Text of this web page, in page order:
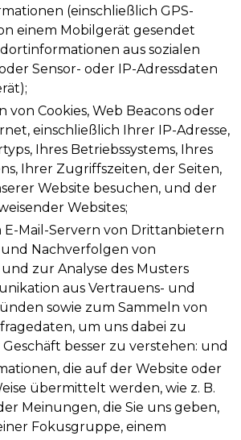
(einschließlich GPS-
einem Mobilgerät gesendet
aus sozialen
Sensor- oder IP-Adressdaten
von Cookies, Web Beacons oder
einschließlich Ihrer IP-Adresse,
Ihres Betriebssystems, Ihres
Ihrer Zugriffszeiten, der Seiten,
Website besuchen, und der
Websites;
Mail-Servern von Drittanbietern
Nachverfolgen von
zur Analyse des Musters
aus Vertrauens- und
sowie zum Sammeln von
um uns dabei zu
besser zu verstehen: und
die auf der Website oder
übermittelt werden, wie z. B.
Meinungen, die Sie uns geben,
Fokusgruppe, einem